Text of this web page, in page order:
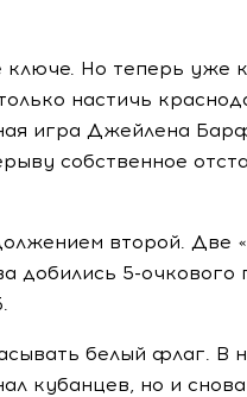
Но теперь уже
настичь
игра Джейлена
собственное
второй. Две
добились 5-очкового
белый флаг. В
кубанцев, но и